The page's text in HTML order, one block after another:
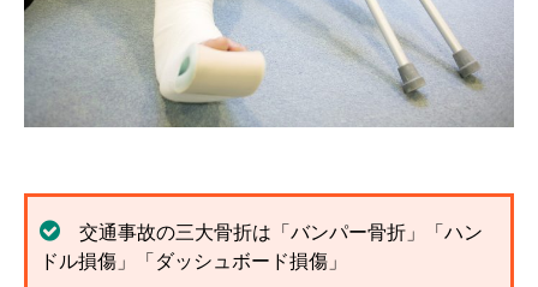
交通事故の三大骨折は「バンパー骨折」「ハン
ドル損傷」「ダッシュボード損傷」
ケガの治療
症状固定
後遺障害認定
示談交渉